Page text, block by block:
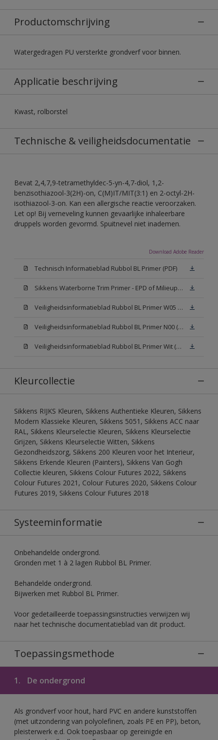
Productomschrijving
Watergedragen PU versterkte grondverf voor binnen.
Applicatie beschrijving
Kwast, rolborstel
Technische & veiligheidsdocumentatie
Bevat 2,4,7,9-tetramethyldec-5-yn-4,7-diol, 1,2-
benzisothiazool-3(2H)-on, C(M)IT/MIT(3:1) en 2-octyl-2H-
isothiazool-3-on. Kan een allergische reactie veroorzaken.
Let op! Bij verneveling kunnen gevaarlijke inhaleerbare
druppels worden gevormd. Spuitnevel niet inademen.
Download Adobe Reader
Technisch Informatieblad Rubbol BL Primer (PDF)
Sikkens Waterborne Trim Primer - EPD of Milieuproductverklaring
Veiligheidsinformatieblad Rubbol BL Primer W05 (MSDS)
Veiligheidsinformatieblad Rubbol BL Primer N00 (MSDS)
Veiligheidsinformatieblad Rubbol BL Primer Wit (MSDS)
Kleurcollectie
Sikkens RIJKS Kleuren, Sikkens Authentieke Kleuren, Sikkens
Modern Klassieke Kleuren, Sikkens 5051, Sikkens ACC naar
RAL, Sikkens Kleurselectie Kleuren, Sikkens Kleurselectie
Grijzen, Sikkens Kleurselectie Witten, Sikkens
Gezondheidszorg, Sikkens 200 Kleuren voor het Interieur,
Sikkens Erkende Kleuren (Painters), Sikkens Van Gogh
Collectie kleuren, Sikkens Colour Futures 2022, Sikkens
Colour Futures 2021, Colour Futures 2020, Sikkens Colour
Futures 2019, Sikkens Colour Futures 2018
Systeeminformatie
Onbehandelde ondergrond.
Gronden met 1 à 2 lagen Rubbol BL Primer.
Behandelde ondergrond.
Bijwerken met Rubbol BL Primer.
Voor gedetailleerde toepassingsinstructies verwijzen wij
naar het technische documentatieblad van dit product.
Toepassingsmethode
1. De ondergrond
Als grondverf voor hout, hard PVC en andere kunststoffen
(met uitzondering van polyolefinen, zoals PE en PP), beton,
pleisterwerk e.d. Ook toepasbaar op gereinigde en